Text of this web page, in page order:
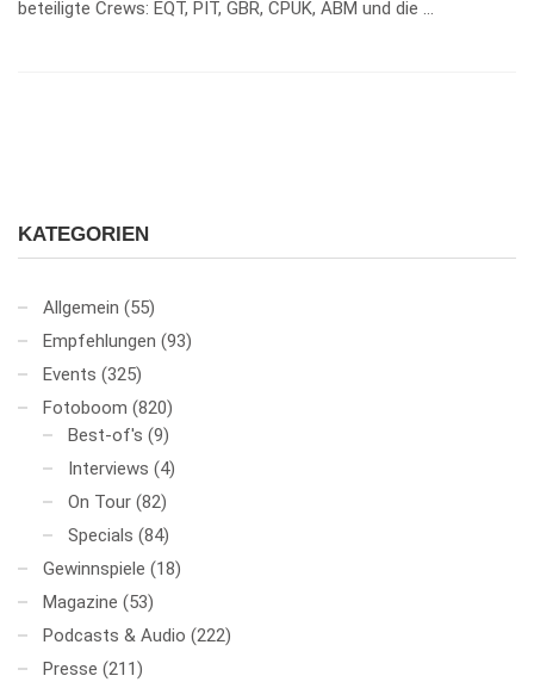
beteiligte Crews: EQT, PIT, GBR, CPUK, ABM und die …
KATEGORIEN
Allgemein (55)
Empfehlungen (93)
Events (325)
Fotoboom (820)
Best-of's (9)
Interviews (4)
On Tour (82)
Specials (84)
Gewinnspiele (18)
Magazine (53)
Podcasts & Audio (222)
Presse (211)